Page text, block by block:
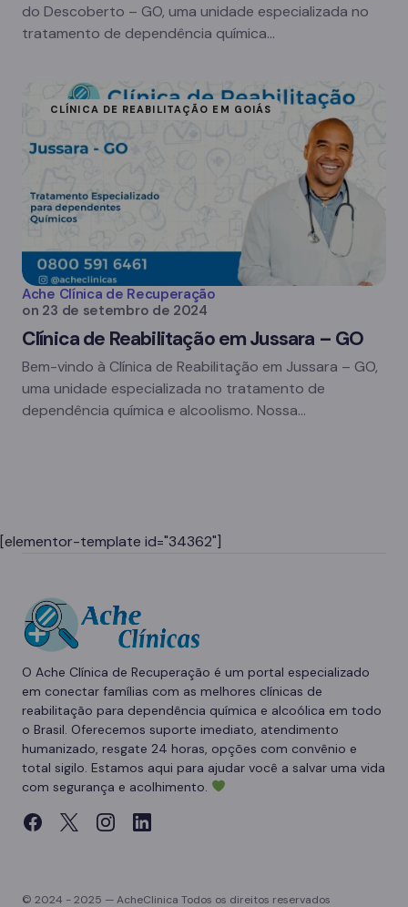
do Descoberto – GO, uma unidade especializada no
tratamento de dependência química…
CLÍNICA DE REABILITAÇÃO EM GOIÁS
Ache Clínica de Recuperação
on 23 de setembro de 2024
Clínica de Reabilitação em Jussara – GO
Bem-vindo à Clínica de Reabilitação em Jussara – GO,
uma unidade especializada no tratamento de
dependência química e alcoolismo. Nossa…
[elementor-template id="34362"]
O Ache Clínica de Recuperação é um portal especializado
em conectar famílias com as melhores clínicas de
reabilitação para dependência química e alcoólica em todo
o Brasil. Oferecemos suporte imediato, atendimento
humanizado, resgate 24 horas, opções com convênio e
total sigilo. Estamos aqui para ajudar você a salvar uma vida
com segurança e acolhimento.
© 2024 - 2025 — AcheClinica Todos os direitos reservados